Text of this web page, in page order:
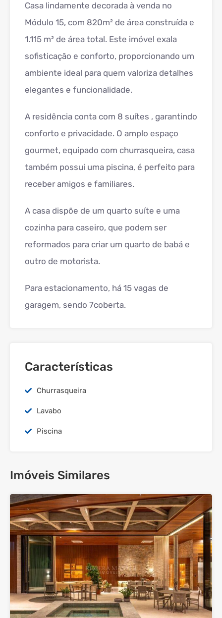
Casa lindamente decorada à venda no
Módulo 15, com 820m² de área construída e
1.115 m² de área total. Este imóvel exala
sofisticação e conforto, proporcionando um
ambiente ideal para quem valoriza detalhes
elegantes e funcionalidade.
A residência conta com 8 suítes , garantindo
conforto e privacidade. O amplo espaço
gourmet, equipado com churrasqueira, casa
também possui uma piscina, é perfeito para
receber amigos e familiares.
A casa dispõe de um quarto suíte e uma
cozinha para caseiro, que podem ser
reformados para criar um quarto de babá e
outro de motorista.
Para estacionamento, há 15 vagas de
garagem, sendo 7coberta.
Características
Churrasqueira
Lavabo
Piscina
Imóveis Similares
33